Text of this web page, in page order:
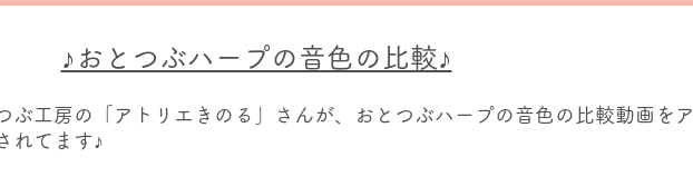
♪おとつぶハープの音色の比較♪
ぶ工房の​「アトリエきのる」さんが、おとつぶハープの音色の比較動画をア
れてます♪